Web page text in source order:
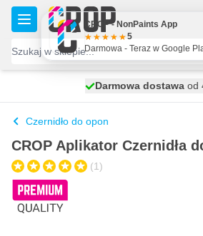
Przejdź do treści
Darmowa dostawa od
100 dni
Czernidło do opon
CROP Aplikator Czernidła
(1)
CROP - NonPaints App
5
Darmowa - Teraz w Google